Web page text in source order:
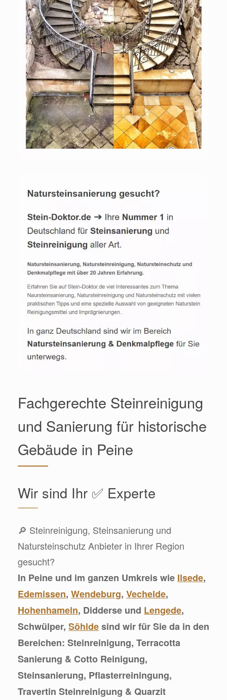
Fachgerechte Steinreinigung
und Sanierung für historische
Gebäude in Peine
Wir sind Ihr ✅ Experte
🔎 Steinreinigung, Steinsanierung und
Natursteinschutz Anbieter in Ihrer Region
gesucht?
In Peine und im ganzen Umkreis wie Ilsede,
Edemissen, Wendeburg, Vechelde,
Hohenhameln, Didderse und Lengede,
Schwülper, Söhldesind wir für Sie da in den
Bereichen: Steinreinigung, Terracotta
Sanierung & Cotto Reinigung,
Steinsanierung, Pflasterreiningung,
Travertin Steinreinigung & Quarzit